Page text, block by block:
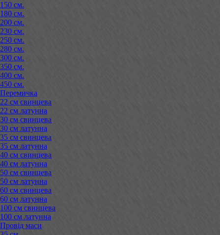
150 см.
180 см.
200 см.
230 см.
250 см.
280 см.
300 см.
350 см.
400 см.
450 см.
Перемичка
22 см свинцева
22 см латунна
30 см свинцева
30 см латунна
35 см свинцева
35 см латунна
40 см свинцева
40 см латунна
50 см свинцева
50 см латунна
60 см свинцева
60 см латунна
100 см свинцева
100 см латунна
Провід маси